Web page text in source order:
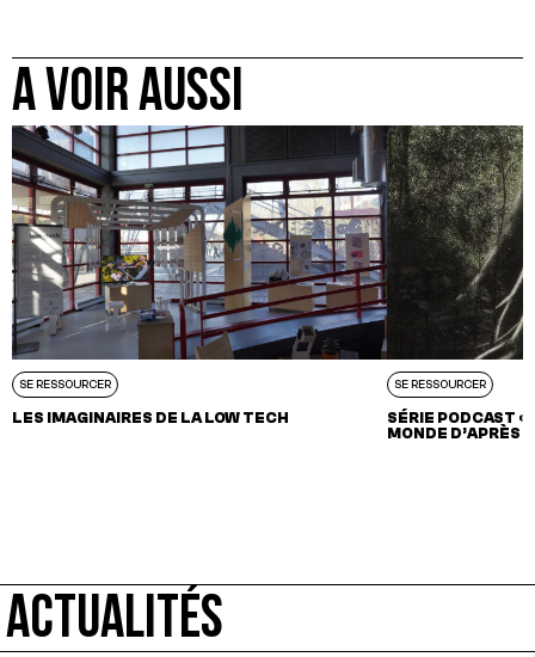
A VOIR AUSSI
SE RESSOURCER
LES IMAGINAIRES DE LA LOW TECH
SE RESSOURCER
SÉRIE PODCAST
MONDE D’APRÈS
ACTUALITÉS